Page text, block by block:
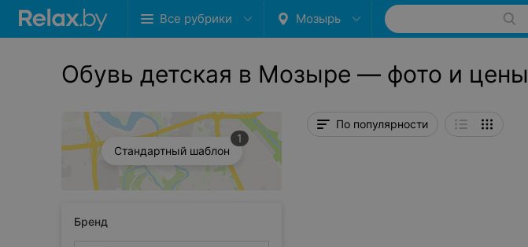
Все рубрики Мозырь
Обувь детская в Мозыре — фото и цены
Стандартный шаблон
1
Бренд
По популярности